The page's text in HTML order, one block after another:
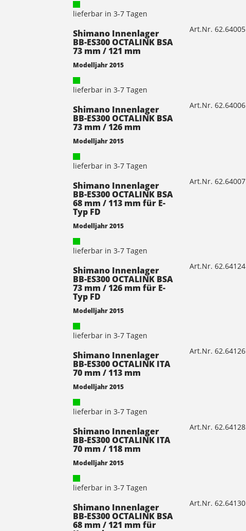
lieferbar in 3-7 Tagen
Shimano Innenlager
BB-ES300 OCTALINK BSA
73 mm / 121 mm
Modelljahr 2015
lieferbar in 3-7 Tagen
Art.Nr. 62.64005
Shimano Innenlager
BB-ES300 OCTALINK BSA
73 mm / 126 mm
Modelljahr 2015
lieferbar in 3-7 Tagen
Art.Nr. 62.64006
Shimano Innenlager
BB-ES300 OCTALINK BSA
68 mm / 113 mm für E-
Typ FD
Modelljahr 2015
lieferbar in 3-7 Tagen
Art.Nr. 62.64007
Shimano Innenlager
BB-ES300 OCTALINK BSA
73 mm / 126 mm für E-
Typ FD
Modelljahr 2015
lieferbar in 3-7 Tagen
Art.Nr. 62.64124
Shimano Innenlager
BB-ES300 OCTALINK ITA
70 mm / 113 mm
Modelljahr 2015
lieferbar in 3-7 Tagen
Art.Nr. 62.64126
Shimano Innenlager
BB-ES300 OCTALINK ITA
70 mm / 118 mm
Modelljahr 2015
lieferbar in 3-7 Tagen
Art.Nr. 62.64128
Shimano Innenlager
BB-ES300 OCTALINK BSA
68 mm / 121 mm für
Art.Nr. 62.64130